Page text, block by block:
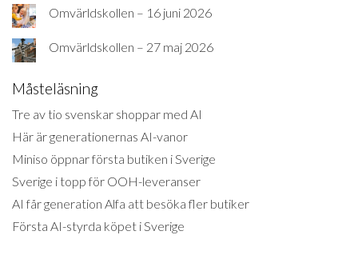
Omvärldskollen – 16 juni 2026
Omvärldskollen – 27 maj 2026
Måsteläsning
Tre av tio svenskar shoppar med AI
Här är generationernas AI-vanor
Miniso öppnar första butiken i Sverige
Sverige i topp för OOH-leveranser
AI får generation Alfa att besöka fler butiker
Första AI-styrda köpet i Sverige